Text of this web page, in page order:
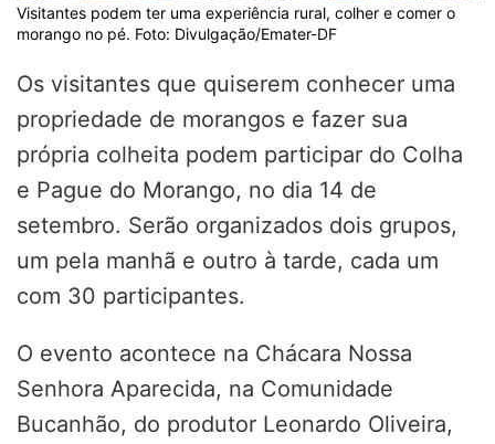
Visitantes podem ter uma experiência rural, colher e comer o
morango no pé. Foto: Divulgação/Emater-DF
Os visitantes que quiserem conhecer uma
propriedade de morangos e fazer sua
própria colheita podem participar do Colha
e Pague do Morango, no dia 14 de
setembro. Serão organizados dois grupos,
um pela manhã e outro à tarde, cada um
com 30 participantes.
O evento acontece na Chácara Nossa
Senhora Aparecida, na Comunidade
Bucanhão, do produtor Leonardo Oliveira,